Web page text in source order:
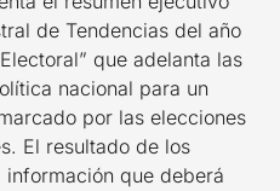
de Tendencias del año
que adelanta las
nacional para un
por las elecciones
El resultado de los
que deberá